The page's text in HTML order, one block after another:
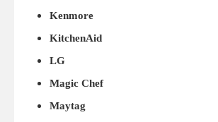
Kenmore
KitchenAid
LG
Magic Chef
Maytag